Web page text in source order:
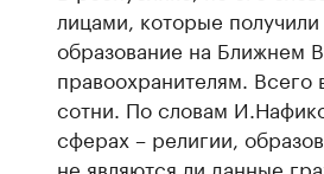
лицами, которые
образование на Ближнем
правоохранителям. Всего
сотни. По словам
сферах – религии,
не являются ли данные